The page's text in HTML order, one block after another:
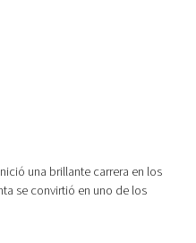
una brillante carrera en los
se convirtió en uno de los